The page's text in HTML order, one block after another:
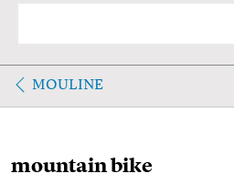
MOULINE
mountain bike